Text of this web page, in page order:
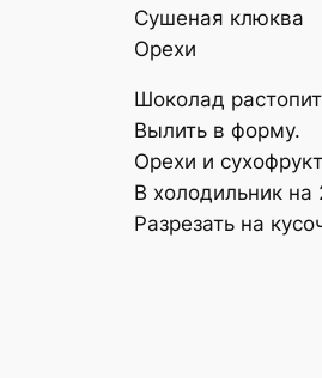
Сушеная клюква
Орехи
Шоколад
Вылить в форму.
Орехи и
В холодильник на
Разрезать на